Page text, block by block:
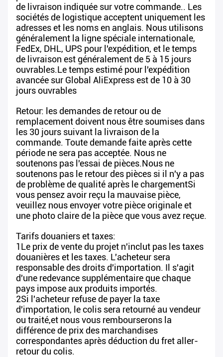
de livraison indiquée sur votre commande.. Les
sociétés de logistique acceptent uniquement les
adresses et les noms en anglais. Nous utilisons
généralement la ligne spéciale internationale,
FedEx, DHL, UPS pour l'expédition, et le temps
de livraison est généralement de 5 à 15 jours
ouvrables.Le temps estimé pour l'expédition
avancée sur Global AliExpress est de 10 à 30
jours ouvrables
Retour: les demandes de retour ou de
remplacement doivent nous être soumises dans
les 30 jours suivant la livraison de la
commande. Toute demande faite après cette
période ne sera pas acceptée. Nous ne
soutenons pas l'essai de pièces.Nous ne
soutenons pas le retour des pièces si il n'y a pas
de problème de qualité après le chargementSi
vous pensez avoir reçu la mauvaise pièce,
veuillez nous envoyer votre pièce originale et
une photo claire de la pièce que vous avez reçue.
Tarifs douaniers et taxes:
1Le prix de vente du projet n'inclut pas les taxes
douanières et les taxes. L'acheteur sera
responsable des droits d'importation. Il s'agit
d'une redevance supplémentaire que chaque
pays impose aux produits importés.
2Si l'acheteur refuse de payer la taxe
d'importation, le colis sera retourné au vendeur
ou traité,et nous vous rembourserons la
différence de prix des marchandises
correspondantes après déduction du fret aller-
retour du colis.